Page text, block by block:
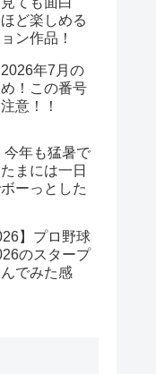
ど楽しめる
ン作品！
2026年7月の
！この番号
意！！
今年も猛暑で
まには一日
ーっとした
】プロ野球
のスタープ
でみた感